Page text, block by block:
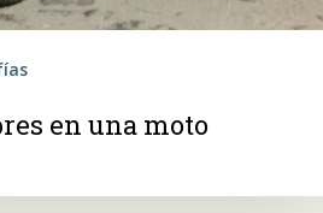
en una moto